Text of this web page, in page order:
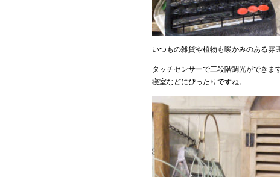
いつもの雑貨や植物も暖かみのある雰
タッチセンサーで三段階調光ができ
寝室などにぴったりですね。